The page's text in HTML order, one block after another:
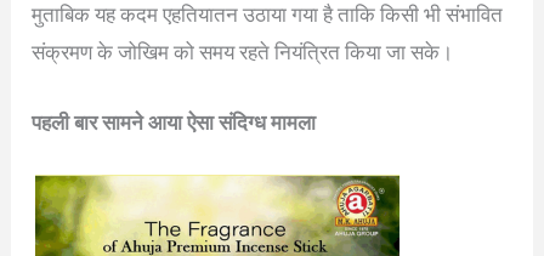
मुताबिक यह कदम एहतियातन उठाया गया है ताकि किसी भी संभावित
संक्रमण के जोखिम को समय रहते नियंत्रित किया जा सके।
पहली बार सामने आया ऐसा संदिग्ध मामला